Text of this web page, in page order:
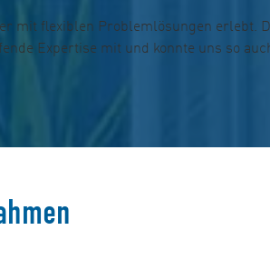
mit flexiblen Problemlösungen erlebt.
Expertise mit und konnte uns so